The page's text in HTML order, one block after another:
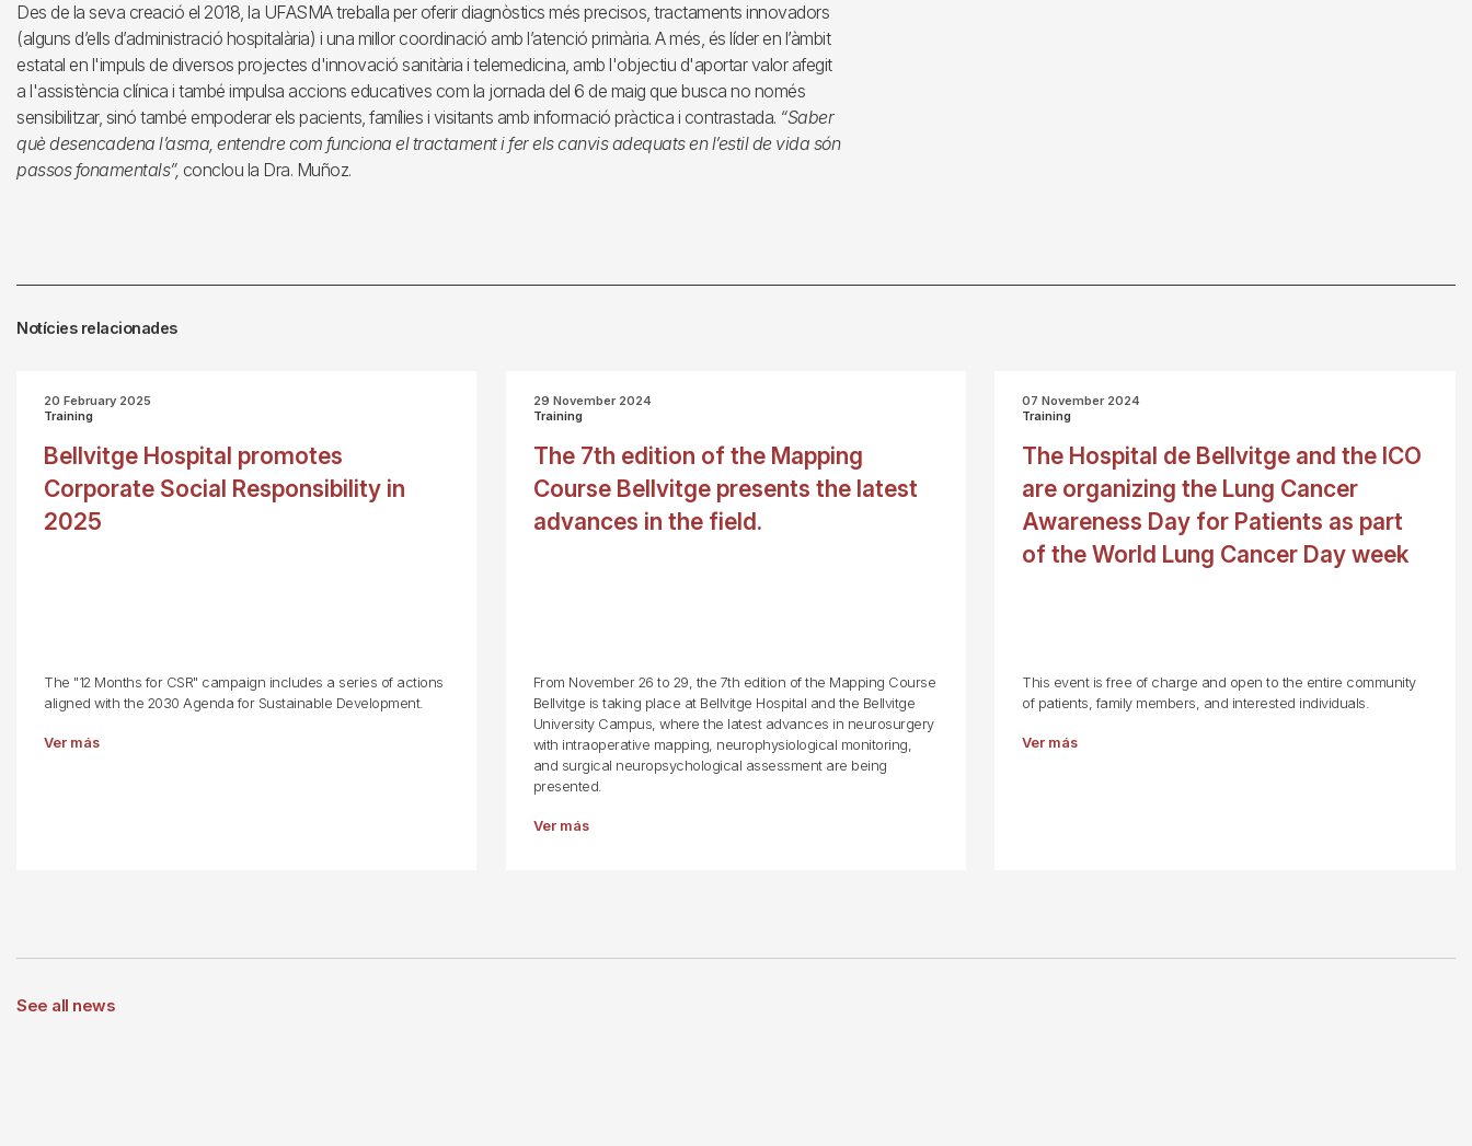
Des de la seva creació el 2018, la UFASMA treballa per oferir diagnòstics més precisos, tractaments innovadors
(alguns d’ells d’administració hospitalària) i una millor coordinació amb l’atenció primària. A més, és líder en l’àmbit
estatal en l'impuls de diversos projectes d'innovació sanitària i telemedicina, amb l'objectiu d'aportar valor afegit
a l'assistència clínica i també impulsa accions educatives com la jornada del 6 de maig que busca no només
sensibilitzar, sinó també empoderar els pacients, famílies i visitants amb informació pràctica i contrastada. “Saber
què desencadena l’asma, entendre com funciona el tractament i fer els canvis adequats en l’estil de vida són
passos fonamentals”, conclou la Dra. Muñoz.
Notícies relacionades
20 February 2025
Training
Bellvitge Hospital promotes
Corporate Social Responsibility in
2025
The "12 Months for CSR" campaign includes a series of actions
aligned with the 2030 Agenda for Sustainable Development.
Ver más
29 November 2024
Training
The 7th edition of the Mapping
Course Bellvitge presents the latest
advances in the field.
From November 26 to 29, the 7th edition of the Mapping Course
Bellvitge is taking place at Bellvitge Hospital and the Bellvitge
University Campus, where the latest advances in neurosurgery
with intraoperative mapping, neurophysiological monitoring,
and surgical neuropsychological assessment are being
presented.
Ver más
07 November 2024
Training
The Hospital de Bellvitge and the ICO
are organizing the Lung Cancer
Awareness Day for Patients as part
of the World Lung Cancer Day week
This event is free of charge and open to the entire community
of patients, family members, and interested individuals.
Ver más
See all news